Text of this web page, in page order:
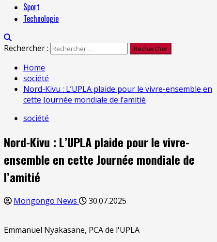
Sport
Technologie
Rechercher :
Home
société
Nord-Kivu : L’UPLA plaide pour le vivre-ensemble en
cette Journée mondiale de l’amitié
société
Nord-Kivu : L’UPLA plaide pour le vivre-
ensemble en cette Journée mondiale de
l’amitié
Mongongo News 30.07.2025
Emmanuel Nyakasane, PCA de l'UPLA